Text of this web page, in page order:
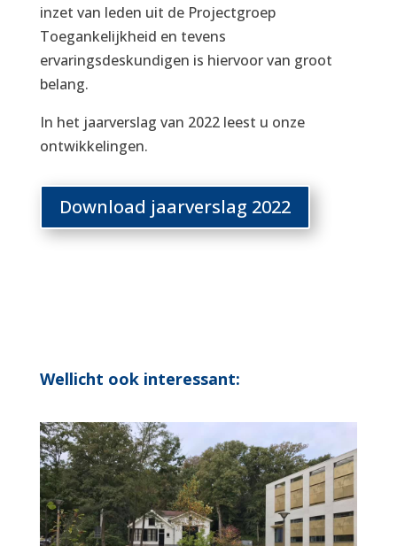
inzet van leden uit de Projectgroep
Toegankelijkheid en tevens
ervaringsdeskundigen is hiervoor van groot
belang.
In het jaarverslag van 2022 leest u onze
ontwikkelingen.
Download jaarverslag 2022
Wellicht ook interessant: